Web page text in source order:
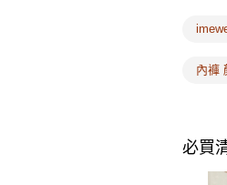
內褲
必買